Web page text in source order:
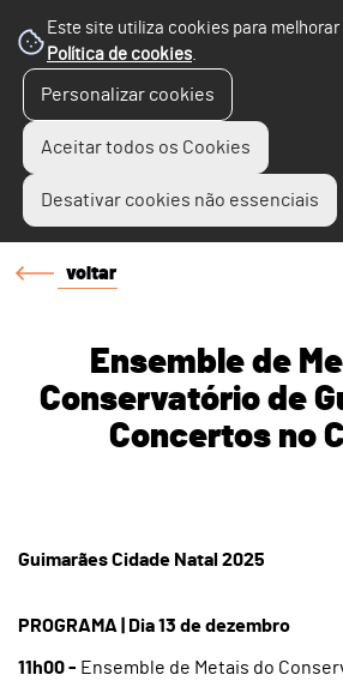
Este site utiliza cookies para
Política de cookies.
Personalizar cookies
Aceitar todos os Cookies
Desativar cookies não essenciais
voltar
Ensemble de
Conservatório de
Concertos no
Guimarães Cidade Natal 2025
PROGRAMA | Dia 13 de dezembro
11h00 - Ensemble de Metais do